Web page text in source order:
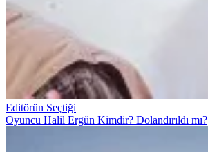
Editörün Seçtiği
Oyuncu Halil Ergün Kimdir? Dolandırıldı mı?